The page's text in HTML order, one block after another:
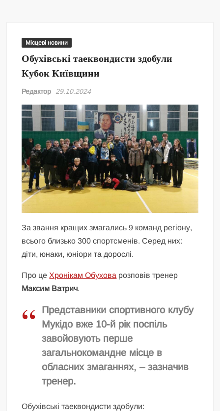
Місцеві новини
Обухівські таеквондисти здобули
Кубок Київщини
Редактор 29.10.2024
За звання кращих змагались 9 команд регіону,
всього близько 300 спортсменів. Серед них:
діти, юнаки, юніори та дорослі.
Про це Хронікам Обухова розповів тренер
Максим Ватрич.
Представники спортивного клубу
Мукідо вже 10-й рік поспіль
завойовують перше
загальнокомандне місце в
обласних змаганнях, – зазначив
тренер.
Обухівські таеквондисти здобули: